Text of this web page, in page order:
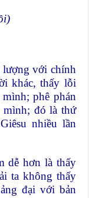
lượng với chính
khác, thấy lỗi
phê phán
mình; đó là thứ
nhiều lần
dễ hơn là thấy
ta không thấy
đại với bản